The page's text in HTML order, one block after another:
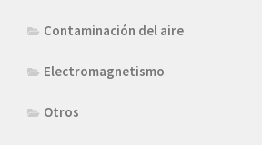
Contaminación del aire
Electromagnetismo
Otros